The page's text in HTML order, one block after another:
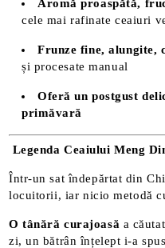
Aromă proaspătă,
cele mai rafinate ceaiuri
Frunze fine, alungite,
și procesate manual
Oferă un postgust
primăvară
Legenda Ceaiului Meng
Într-un sat îndepărtat din
locuitorii, iar nicio metodă
O tânără curajoasă a
zi, un bătrân înțelept i-a